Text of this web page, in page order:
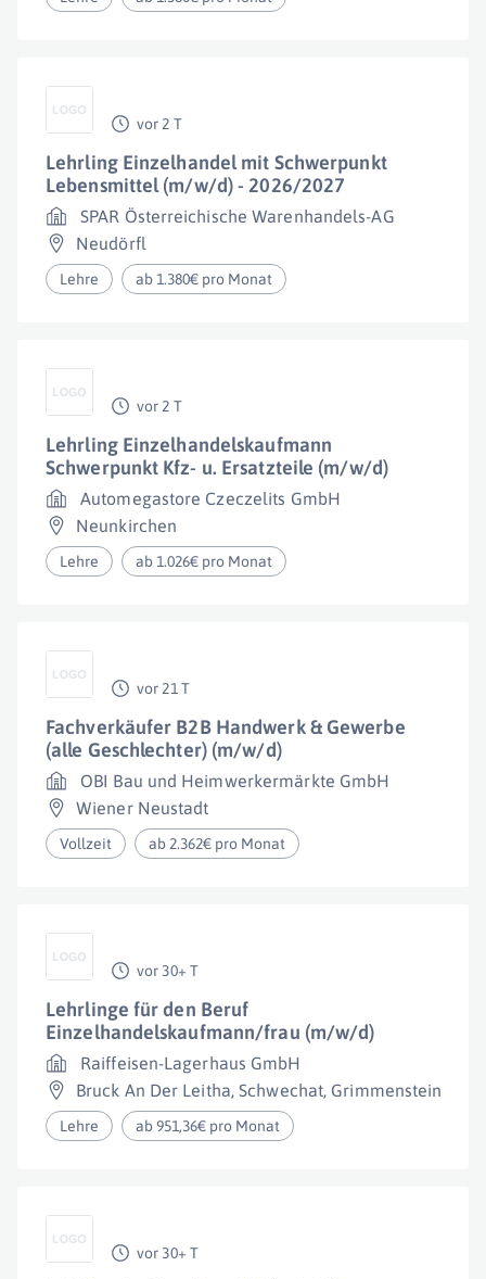
vor 2 T
Lehrling Einzelhandel mit Schwerpunkt
Lebensmittel (m/w/d) - 2026/2027
SPAR Österreichische Warenhandels-AG
Neudörfl
Lehre ab 1.380€ pro Monat
vor 2 T
Lehrling Einzelhandelskaufmann
Schwerpunkt Kfz- u. Ersatzteile (m/w/d)
Automegastore Czeczelits GmbH
Neunkirchen
Lehre ab 1.026€ pro Monat
vor 21 T
Fachverkäufer B2B Handwerk & Gewerbe
(alle Geschlechter) (m/w/d)
OBI Bau und Heimwerkermärkte GmbH
Wiener Neustadt
Vollzeit ab 2.362€ pro Monat
vor 30+ T
Lehrlinge für den Beruf
Einzelhandelskaufmann/frau (m/w/d)
Raiffeisen-Lagerhaus GmbH
Bruck An Der Leitha,Schwechat, Grimmenstein
Lehre ab 951,36€ pro Monat
vor 30+ T